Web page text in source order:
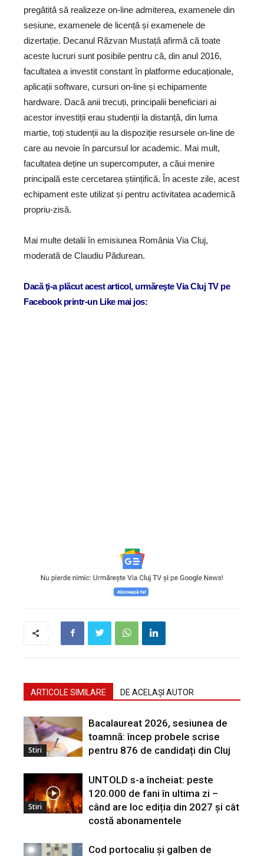
pregătită să realizeze on-line admiterea, examenele din
sesiune, examenele de licență și examenele de
dizertație. Decanul Răzvan Mustață afirmă că toate
aceste lucruri sunt posibile pentru că, din anul 2016,
facultatea a investit constant în platforme educaționale,
aplicații software, cursuri on-line și echipamente
hardware. Dacă anii trecuți, principalii beneficiari ai
acestor investiții erau studenții la distanță, din luma
martie, toți studenții au la dispoziție resursele on-line de
care au nevoie în parcursul lor academic. Mai mult,
facultatea deține un supercomputer, a căui menire
principală este cercetarea științifică. În aceste zile, acest
echipament este utilizat și pentru activitatea academică
propriu-zisă.
Mai multe detalii în emisiunea România Via Cluj,
moderată de Claudiu Pădurean.
Dacă ţi-a plăcut acest articol, urmăreşte Via Cluj TV pe
Facebook printr-un Like mai jos:
ARTICOLE SIMILARE DE ACELAȘI AUTOR
Stiri
Bacalaureat 2026, sesiunea de
toamnă: încep probele scrise
pentru 876 de candidați din Cluj
Stiri
UNTOLD s-a încheiat: peste
120.000 de fani în ultima zi –
când are loc ediția din 2027 și cât
costă abonamentele
Cod portocaliu și galben de